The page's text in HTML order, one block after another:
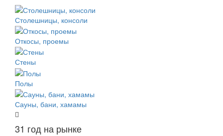
Столешницы, консоли
Откосы, проемы
Стены
Полы
Сауны, бани, хамамы
31 год на рынке